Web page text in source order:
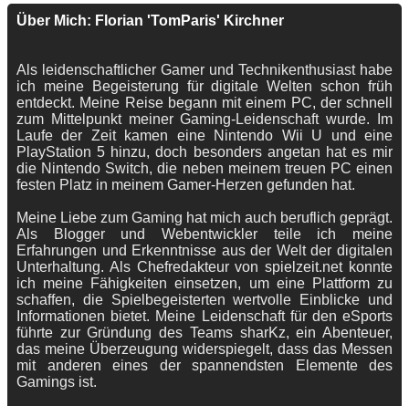
Über Mich: Florian 'TomParis' Kirchner
Als leidenschaftlicher Gamer und Technikenthusiast habe
ich meine Begeisterung für digitale Welten schon früh
entdeckt. Meine Reise begann mit einem PC, der schnell
zum Mittelpunkt meiner Gaming-Leidenschaft wurde. Im
Laufe der Zeit kamen eine Nintendo Wii U und eine
PlayStation 5 hinzu, doch besonders angetan hat es mir
die Nintendo Switch, die neben meinem treuen PC einen
festen Platz in meinem Gamer-Herzen gefunden hat.
Meine Liebe zum Gaming hat mich auch beruflich geprägt.
Als Blogger und Webentwickler teile ich meine
Erfahrungen und Erkenntnisse aus der Welt der digitalen
Unterhaltung. Als Chefredakteur von spielzeit.net konnte
ich meine Fähigkeiten einsetzen, um eine Plattform zu
schaffen, die Spielbegeisterten wertvolle Einblicke und
Informationen bietet. Meine Leidenschaft für den eSports
führte zur Gründung des Teams sharKz, ein Abenteuer,
das meine Überzeugung widerspiegelt, dass das Messen
mit anderen eines der spannendsten Elemente des
Gamings ist.